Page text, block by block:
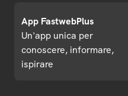
App FastwebPlus
Un'app unica per
conoscere, informare,
ispirare